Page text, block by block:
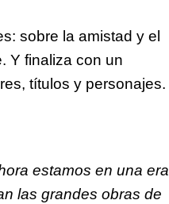
sobre la amistad y el
Y finaliza con un
títulos y personajes.
estamos en una era
las grandes obras de